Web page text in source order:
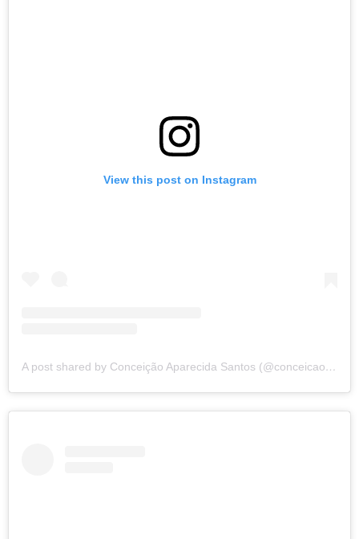
View this post on Instagram
A post shared by Conceição Aparecida Santos (@conceicao.a.santos)